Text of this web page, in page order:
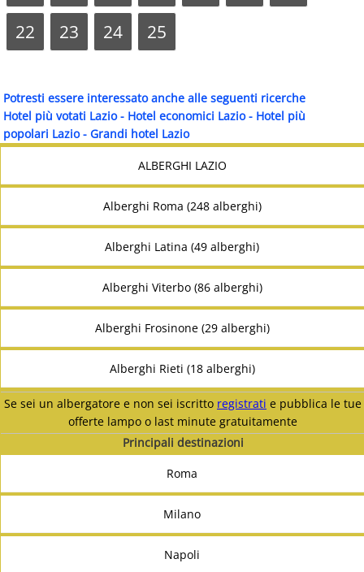
22
23 24 25
Potresti essere interessato anche alle seguenti ricerche
Hotel più votati Lazio- Hotel economici Lazio- Hotel più
popolari Lazio- Grandi hotel Lazio
ALBERGHI LAZIO
Alberghi Roma (248 alberghi)
Alberghi Latina (49 alberghi)
Alberghi Viterbo (86 alberghi)
Alberghi Frosinone (29 alberghi)
Alberghi Rieti (18 alberghi)
Se sei un albergatore e non sei iscritto registrati e pubblica le tue
offerte lampo o last minute gratuitamente
Principali destinazioni
Roma
Milano
Napoli